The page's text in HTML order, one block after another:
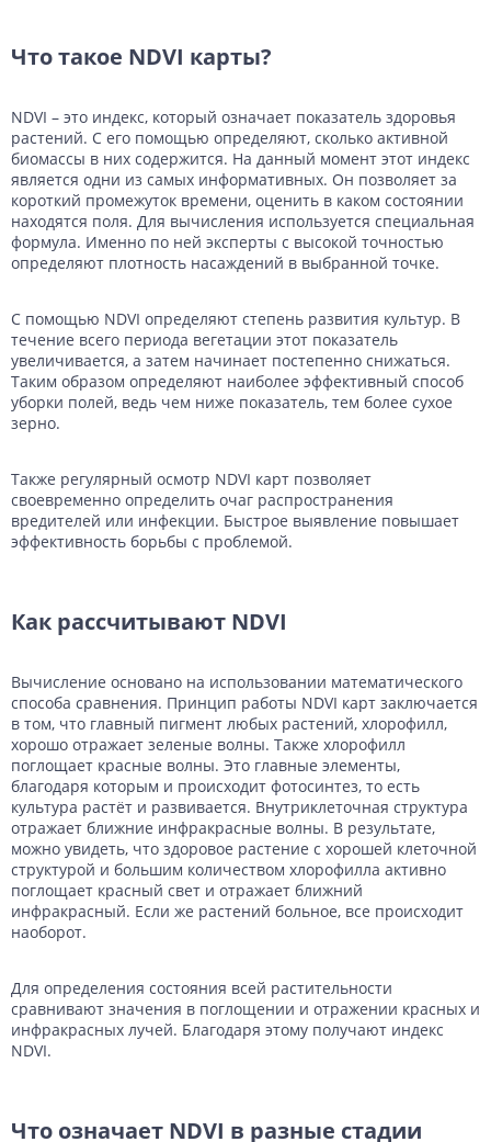
Что такое NDVI карты?
NDVI – это индекс, который означает показатель здоровья
растений. С его помощью определяют, сколько активной
биомассы в них содержится. На данный момент этот индекс
является одни из самых информативных. Он позволяет за
короткий промежуток времени, оценить в каком состоянии
находятся поля. Для вычисления используется специальная
формула. Именно по ней эксперты с высокой точностью
определяют плотность насаждений в выбранной точке.
С помощью NDVI определяют степень развития культур. В
течение всего периода вегетации этот показатель
увеличивается, а затем начинает постепенно снижаться.
Таким образом определяют наиболее эффективный способ
уборки полей, ведь чем ниже показатель, тем более сухое
зерно.
Также регулярный осмотр NDVI карт позволяет
своевременно определить очаг распространения
вредителей или инфекции. Быстрое выявление повышает
эффективность борьбы с проблемой.
Как рассчитывают NDVI
Вычисление основано на использовании математического
способа сравнения. Принцип работы NDVI карт заключается
в том, что главный пигмент любых растений, хлорофилл,
хорошо отражает зеленые волны. Также хлорофилл
поглощает красные волны. Это главные элементы,
благодаря которым и происходит фотосинтез, то есть
культура растёт и развивается. Внутриклеточная структура
отражает ближние инфракрасные волны. В результате,
можно увидеть, что здоровое растение с хорошей клеточной
структурой и большим количеством хлорофилла активно
поглощает красный свет и отражает ближний
инфракрасный. Если же растений больное, все происходит
наоборот.
Для определения состояния всей растительности
сравнивают значения в поглощении и отражении красных и
инфракрасных лучей. Благодаря этому получают индекс
NDVI.
Что означает NDVI в разные стадии